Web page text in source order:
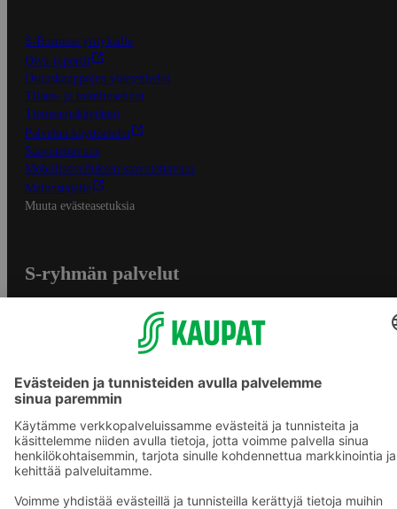
S-Business yrityksille
Oiva-raportit
Osuuskauppojen yhteystiedot
Tilaus- ja toimitusehdot
Tietosuojakäytäntö
Palvelun käyttöehdot
Saavutettavuus
Mobiilisovelluksen saavutettavuus
Mainostajalle
Muuta evästeasetuksia
S-ryhmän palvelut
S-ostoslista -sovellus
Prisma.fi
Sokos.fi
S-Pankki
Yhteishyvä
Sokos Hotels
Raflaamo